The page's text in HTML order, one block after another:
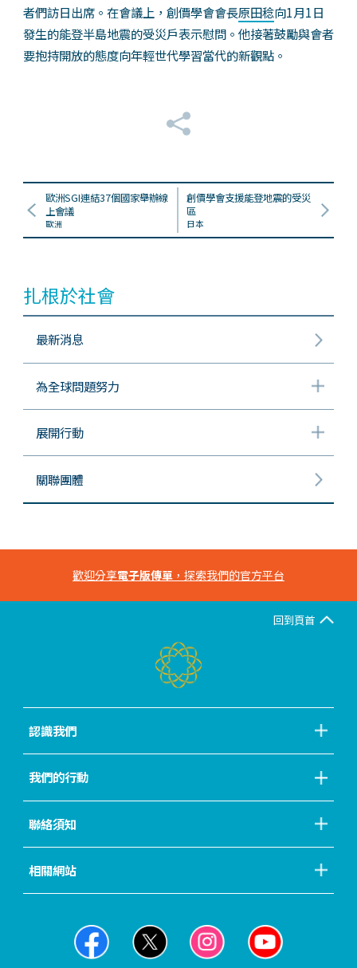
者們訪日出席。在會議上，創價學會會長原田稔向1月1日
發生的能登半島地震的受災戶表示慰問。他接著鼓勵與會者
要抱持開放的態度向年輕世代學習當代的新觀點。
歐洲SGI連結37個國家舉辦線
上會議
歐洲
創價學會支援能登地震的受災
區
日本
扎根於社會
最新消息
為全球問題努力
展開行動
關聯團體
歡迎分享電子版傳單 ，探索我們的官方平台
回到頁首
認識我們
我們的行動
聯絡須知
相關網站